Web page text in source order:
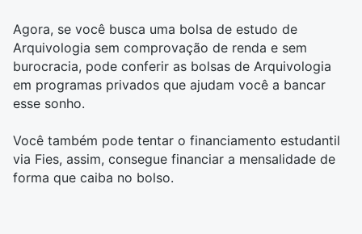
Agora, se você busca uma bolsa de estudo de
Arquivologia sem comprovação de renda e sem
burocracia, pode conferir as bolsas de Arquivologia
em programas privados que ajudam você a bancar
esse sonho.
Você também pode tentar o financiamento estudantil
via Fies, assim, consegue financiar a mensalidade de
forma que caiba no bolso.